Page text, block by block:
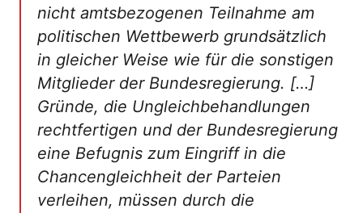
nicht amtsbezogenen Teilnahme am
politischen Wettbewerb grundsätzlich
in gleicher Weise wie für die sonstigen
Mitglieder der Bundesregierung. […]
Gründe, die Ungleichbehandlungen
rechtfertigen und der Bundesregierung
eine Befugnis zum Eingriff in die
Chancengleichheit der Parteien
verleihen, müssen durch die